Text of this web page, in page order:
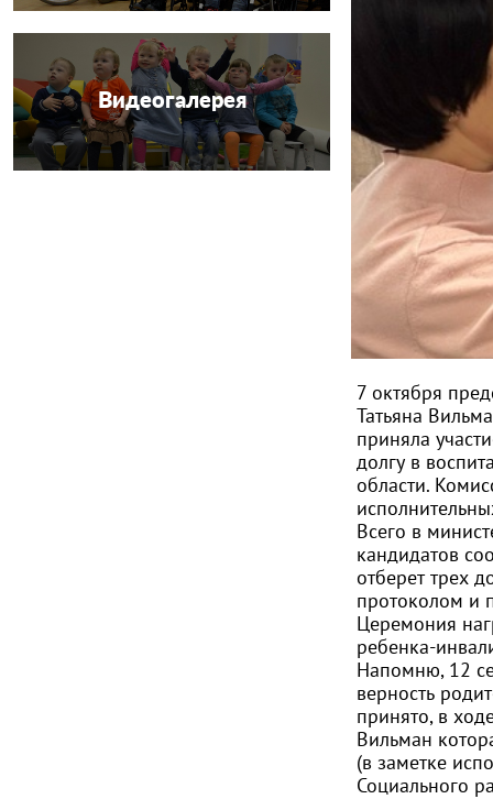
Видеогалерея
7 октября
Татьяна
приняла
долгу в
области.
Всего в
кандидатов
отберет трех
протоколом и
Церемония
ребенка-
Напомню, 12
верность
принято, в
Вильман
(в заметке
Социального